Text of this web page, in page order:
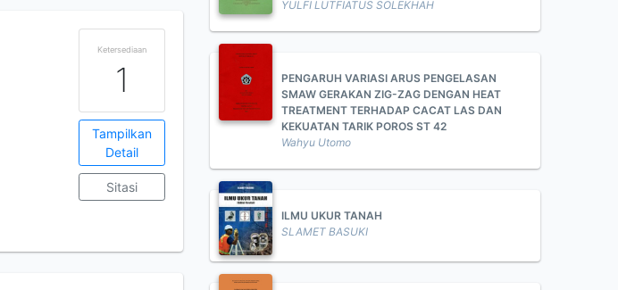
Ketersediaan
1
Tampilkan
Detail
Sitasi
YULFI LUTFIATUS SOLEKHAH
PENGARUH VARIASI ARUS PENGELASAN
SMAW GERAKAN ZIG-ZAG DENGAN HEAT
TREATMENT TERHADAP CACAT LAS DAN
KEKUATAN TARIK POROS ST 42
Wahyu Utomo
ILMU UKUR TANAH
SLAMET BASUKI